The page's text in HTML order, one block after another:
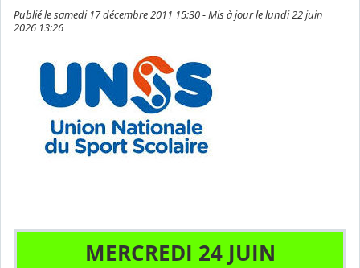
Publié le samedi 17 décembre 2011 15:30 - Mis à jour le lundi 22 juin
2026 13:26
MERCREDI 24 JUIN